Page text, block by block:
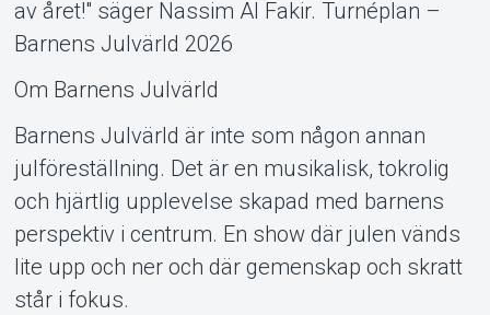
av året!" säger Nassim Al Fakir. Turnéplan –
Barnens Julvärld 2026
Om Barnens Julvärld
Barnens Julvärld är inte som någon annan
julföreställning. Det är en musikalisk, tokrolig
och hjärtlig upplevelse skapad med barnens
perspektiv i centrum. En show där julen vänds
lite upp och ner och där gemenskap och skratt
står i fokus.